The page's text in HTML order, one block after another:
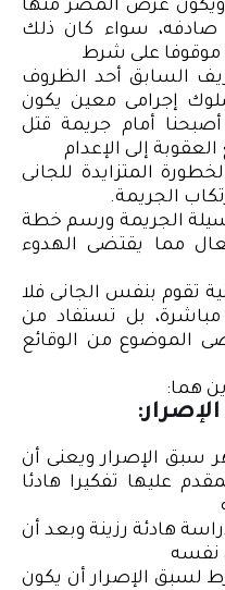
ويكون غرض المصر منها
سواء كان ذلك
موقوفا على شرط
السابق أحد الظروف
إجرامى معين يكون
أمام جريمة قتل
إلى الإعدام
المتزايدة للجانى
الجريمة.
الجريمة ورسم خطة
مما يقتضى الهدوء
تقوم بنفس الجانى فلا
بل تستفاد من
الموضوع من الوقائع
هما:
سبق الإصرار ويعنى أن
عليها تفكيرا هادئا
هادئة رزينة وبعد أن
نفسه
لسبق الإصرار أن يكون